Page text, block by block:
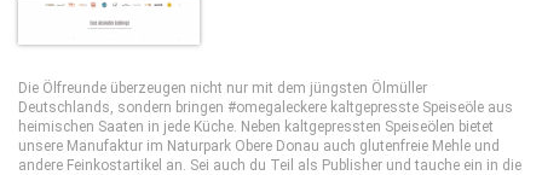
Die Ölfreunde überzeugen nicht nur mit dem jüngsten Ölmüller
Deutschlands, sondern bringen #omegaleckere kaltgepresste Speiseöle aus
heimischen Saaten in jede Küche. Neben kaltgepressten Speiseölen bietet
unsere Manufaktur im Naturpark Obere Donau auch glutenfreie Mehle und
andere Feinkostartikel an. Sei auch du Teil als Publisher und tauche ein in die